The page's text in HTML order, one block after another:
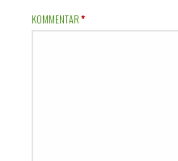
KOMMENTAR*